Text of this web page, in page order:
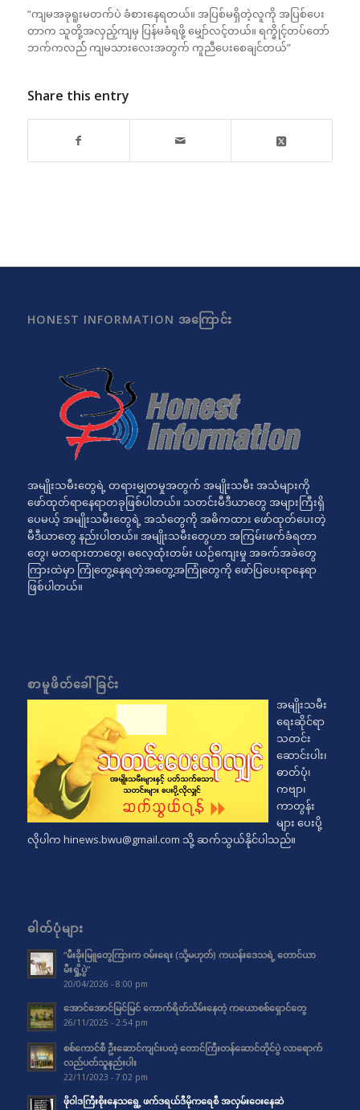
“ကျမအခုရူးမတက်ပဲ ခံစားနေရတယ်။ အပြစ်မရှိတဲ့လူကို အပြစ်ပေး
တာက သူတို့အလှည့်ကျမှ ပြန်မခံရဖို့ မျှော်လင့်တယ်။ ရက္ခိုင့်တပ်တော်
ဘက်ကလည်် ကျမသားလေးအတွက် ကူညီပေးစေချင်တယ်”
Share this entry
HONEST INFORMATION အကြောင်း
အမျိုးသမီးတွေရဲ့ တရားမျှတမှုအတွက် အမျိုးသမီး အသံများကို
ဖော်ထုတ်ရာနေရာတခုဖြစ်ပါတယ်။ သတင်းမီဒီယာတွေ အများကြီးရှိ
ပေမယ့် အမျိုးသမီးတွေရဲ့ အသံတွေကို အဓိကထား ဖော်ထုတ်ပေးတဲ့
မီဒီယာတွေ နည်းပါတယ်။ အမျိုးသမီးတွေဟာ အကြမ်းဖက်ခံရတာ
တွေ၊ မတရားတာတွေ၊ ဓလေ့ထုံးတမ်း ယဉ်ကျေးမှု အခက်အခဲတွေ
ကြားထဲမှာ ကြုံတွေ့နေရတဲ့အတွေ့အကြုံတွေကို ဖော်ပြပေးရာနေရာ
ဖြစ်ပါတယ်။
စာမူဖိတ်ခေါ်ခြင်း
အမျိုးသမီး
ရေးဆိုင်ရာ
သတင်း
ဆောင်းပါး၊
ဓာတ်ပုံ၊
ကဗျာ၊
ကာတွန်း
များ ပေးပို့
လိုပါက hinews.bwu@gmail.com သို့ ဆက်သွယ်နိုင်ပါသည်။
ဓါတ်ပုံများ
“မီးခိုးမြူတွေကြားက ဝမ်းရေး (သို့မဟုတ်) ကယန်းဒေသရဲ့ တောင်ယာ
မီးရှို့ပွဲ”
20/04/2026 - 8:00 pm
အောင်အောင်မြင်မြင် ကောက်ရိတ်သိမ်းနေတဲ့ ကယောစစ်ရှောင်တွေ
26/11/2025 - 2:54 pm
စစ်ကောင်စီ ဦးဆောင်ကျင်းပတဲ့ တောင်ကြီးတန်ဆောင်တိုင်ပွဲ လာရောက်
လည်ပတ်သူနည်းပါး
22/11/2023 - 7:02 pm
ဖိုဝါဒကြီးစိုးနေသရွေ့ ဖက်ဒရယ်ဒီမိုကရေစီ အလှမ်းဝေးနေဆဲ